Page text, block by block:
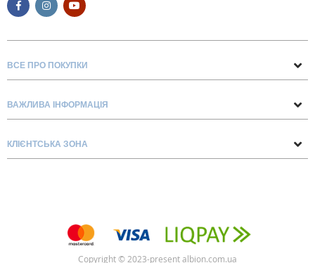
ВСЕ ПРО ПОКУПКИ
Про нас
Блог
ВАЖЛИВА ІНФОРМАЦІЯ
Доставка та оплата
КЛІЄНТСЬКА ЗОНА
Copyright © 2023-present albion.com.ua